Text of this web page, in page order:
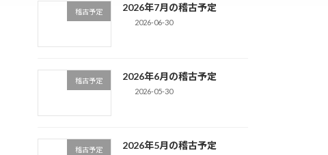
稽古予定 2026年7月の稽古予定
2026-06-30
稽古予定 2026年6月の稽古予定
2026-05-30
稽古予定 2026年5月の稽古予定